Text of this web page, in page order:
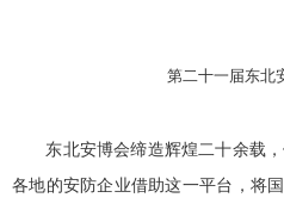
第二十一届东北
东北安博会缔造辉煌二十余载，
各地的安防企业借助这一平台，将